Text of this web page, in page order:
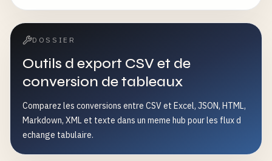
DOSSIER
Outils d export CSV et de
conversion de tableaux
Comparez les conversions entre CSV et Excel, JSON, HTML,
Markdown, XML et texte dans un meme hub pour les flux d
echange tabulaire.